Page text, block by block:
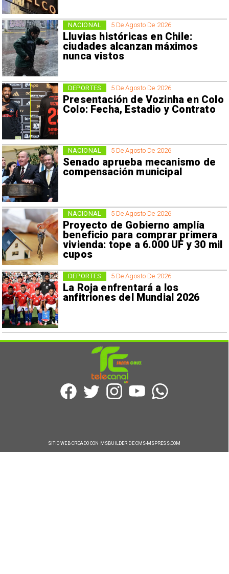
5 De Agosto De 2026
Lluvias históricas en Chile:
ciudades alcanzan máximos
nunca vistos
NACIONAL
5 De Agosto De 2026
Presentación de Vozinha en Colo
Colo: Fecha, Estadio y Contrato
DEPORTES
5 De Agosto De 2026
Senado aprueba mecanismo de
compensación municipal
NACIONAL
5 De Agosto De 2026
Proyecto de Gobierno amplía
beneficio para comprar primera
vivienda: tope a 6.000 UF y 30 mil
cupos
NACIONAL
5 De Agosto De 2026
La Roja enfrentará a los
anfitriones del Mundial 2026
DEPORTES
SITIO WEB CREADO CON MSBUILDER DE CMS-MSPRESS.COM